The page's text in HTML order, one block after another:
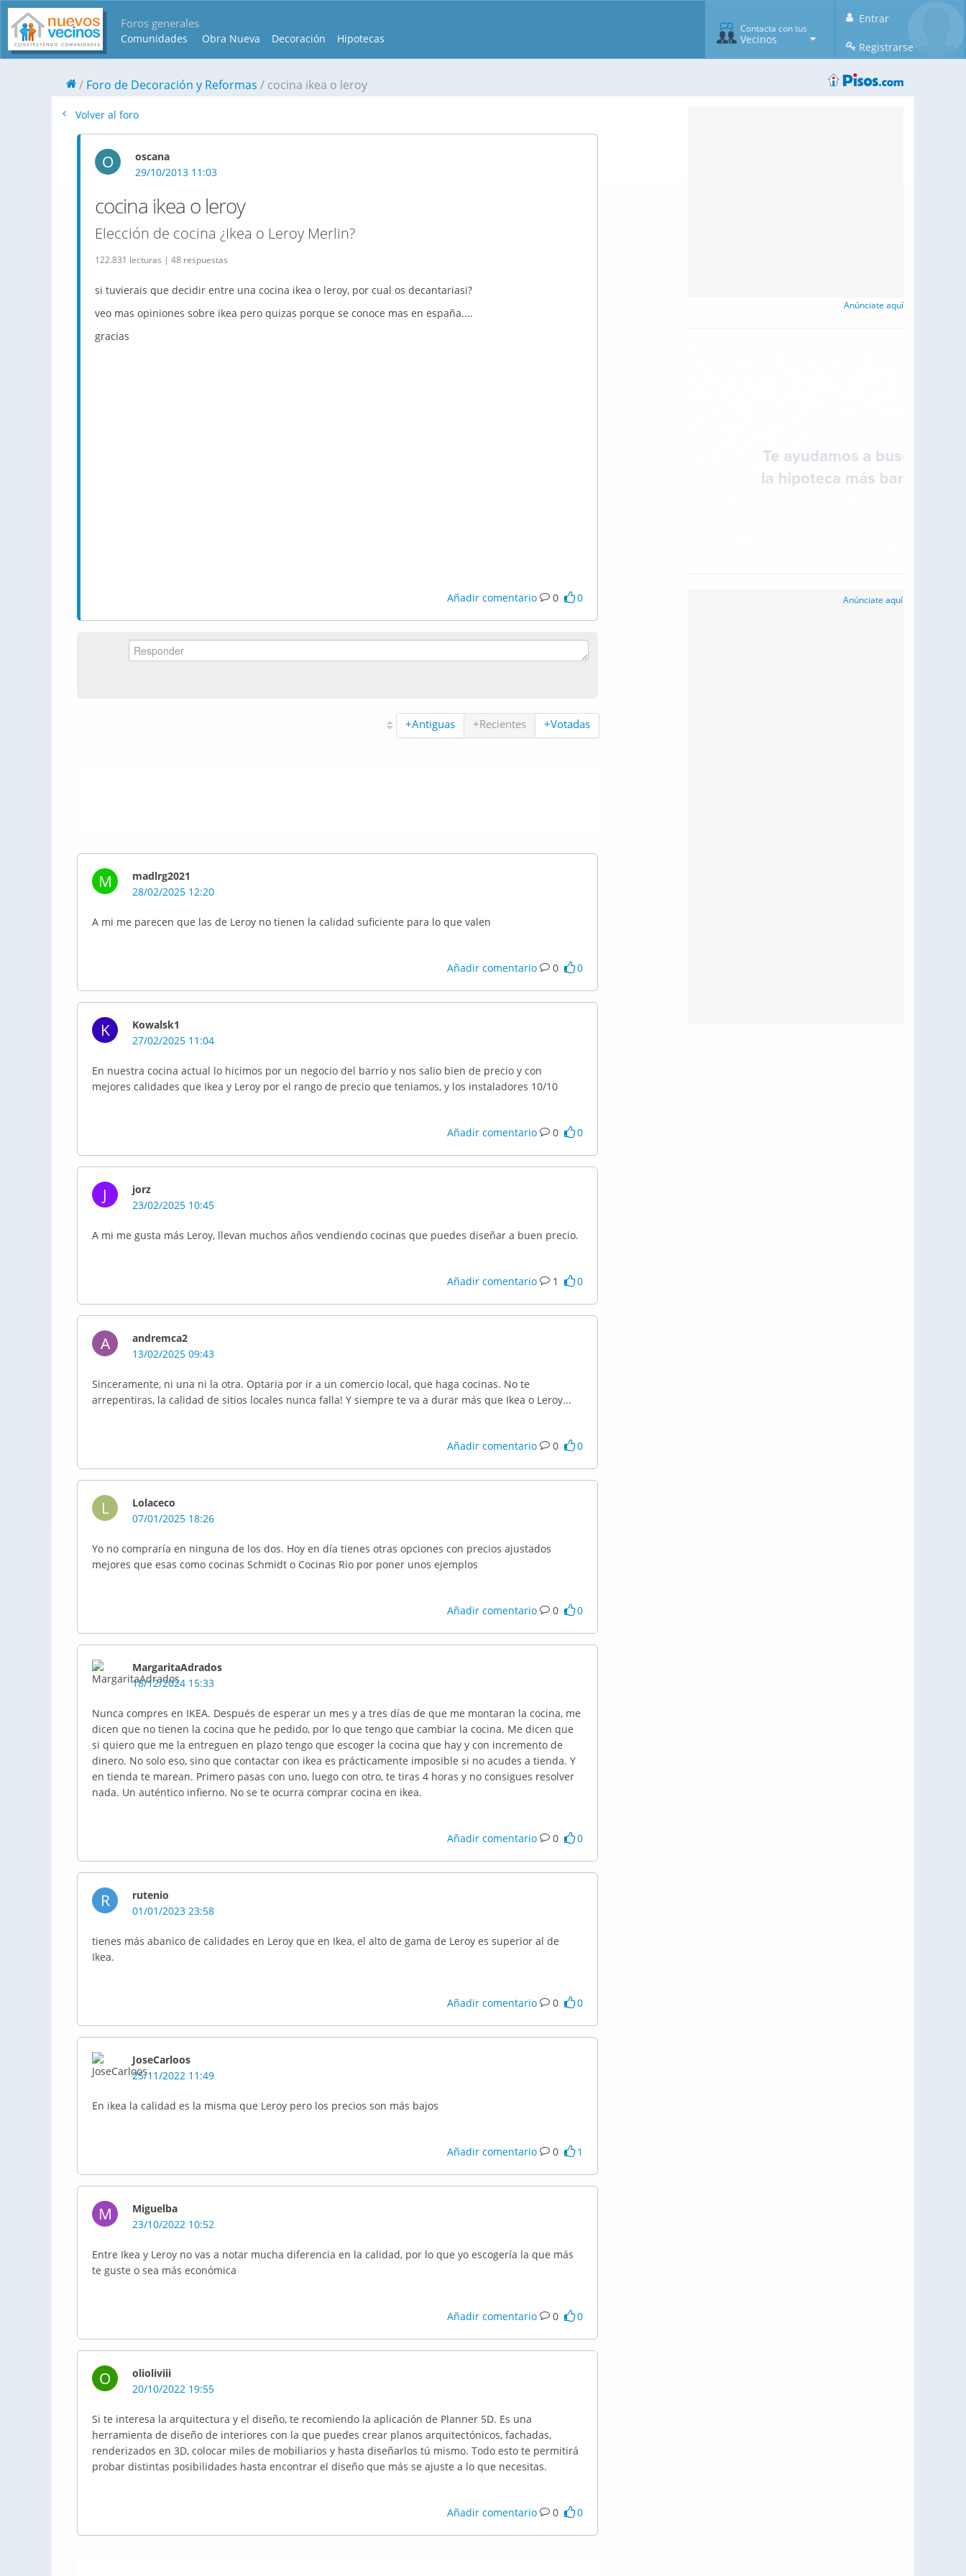
Foros generales
Comunidades Obra Nueva Decoración Hipotecas
Entrar
Registrarse
Contacta con tus
Vecinos
Foro de Decoración y Reformas cocina ikea o leroy
Volver al foro
O
oscana
29/10/2013 11:03
cocina ikea o leroy
Elección de cocina ¿Ikea o Leroy Merlin?
122.831 lecturas | 48 respuestas
si tuvierais que decidir entre una cocina ikea o leroy, por cual os decantariasi?
veo mas opiniones sobre ikea pero quizas porque se conoce mas en españa....
gracias
Añadir comentario 0 0
+Antiguas +Recientes +Votadas
M
madlrg2021
28/02/2025 12:20
A mi me parecen que las de Leroy no tienen la calidad suficiente para lo que valen
Añadir comentario 0 0
K
Kowalsk1
27/02/2025 11:04
En nuestra cocina actual lo hicimos por un negocio del barrio y nos salio bien de precio y con
mejores calidades que Ikea y Leroy por el rango de precio que teniamos, y los instaladores 10/10
Añadir comentario 0 0
J
jorz
23/02/2025 10:45
A mi me gusta más Leroy, llevan muchos años vendiendo cocinas que puedes diseñar a buen precio.
Añadir comentario 1 0
A
andremca2
13/02/2025 09:43
Sinceramente, ni una ni la otra. Optaria por ir a un comercio local, que haga cocinas. No te
arrepentiras, la calidad de sitios locales nunca falla! Y siempre te va a durar más que Ikea o Leroy...
Añadir comentario 0 0
L
Lolaceco
07/01/2025 18:26
Yo no compraría en ninguna de los dos. Hoy en día tienes otras opciones con precios ajustados
mejores que esas como cocinas Schmidt o Cocinas Rio por poner unos ejemplos
Añadir comentario 0 0
MargaritaAdrados
18/12/2024 15:33
Nunca compres en IKEA. Después de esperar un mes y a tres días de que me montaran la cocina, me
dicen que no tienen la cocina que he pedido, por lo que tengo que cambiar la cocina. Me dicen que
si quiero que me la entreguen en plazo tengo que escoger la cocina que hay y con incremento de
dinero. No solo eso, sino que contactar con ikea es prácticamente imposible si no acudes a tienda. Y
en tienda te marean. Primero pasas con uno, luego con otro, te tiras 4 horas y no consigues resolver
nada. Un auténtico infierno. No se te ocurra comprar cocina en ikea.
Añadir comentario 0 0
R
rutenio
01/01/2023 23:58
tienes más abanico de calidades en Leroy que en Ikea, el alto de gama de Leroy es superior al de
Ikea.
Añadir comentario 0 0
JoseCarloos
25/11/2022 11:49
En ikea la calidad es la misma que Leroy pero los precios son más bajos
Añadir comentario 0 1
M
Miguelba
23/10/2022 10:52
Entre Ikea y Leroy no vas a notar mucha diferencia en la calidad, por lo que yo escogería la que más
te guste o sea más económica
Añadir comentario 0 0
O
olioliviii
20/10/2022 19:55
Si te interesa la arquitectura y el diseño, te recomiendo la aplicación de Planner 5D. Es una
herramienta de diseño de interiores con la que puedes crear planos arquitectónicos, fachadas,
renderizados en 3D, colocar miles de mobiliarios y hasta diseñarlos tú mismo. Todo esto te permitirá
probar distintas posibilidades hasta encontrar el diseño que más se ajuste a lo que necesitas.
Añadir comentario 0 0
Anúnciate aquí
Anúnciate aquí